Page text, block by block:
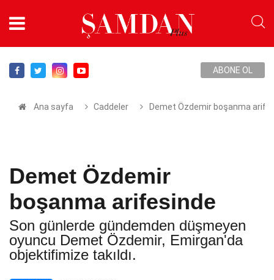
ABONE OL
Ana sayfa Caddeler Demet Özdemir boşanma
Demet Özdemir
boşanma arifesinde
Son günlerde gündemden düşmeyen
oyuncu Demet Özdemir, Emirgan'da
objektifimize takıldı.